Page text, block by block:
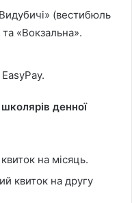
(вестибюль
«Вокзальна».
денної
на місяць.
квиток на другу